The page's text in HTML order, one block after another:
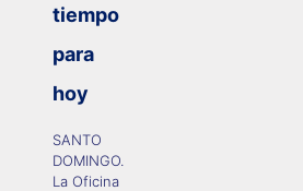
tiempo
para
hoy
SANTO
DOMINGO.-
La Oficina